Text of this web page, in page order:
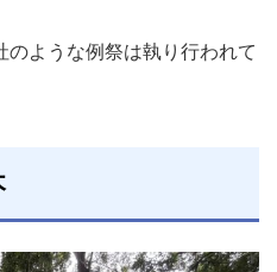
ような例祭は執り行われて